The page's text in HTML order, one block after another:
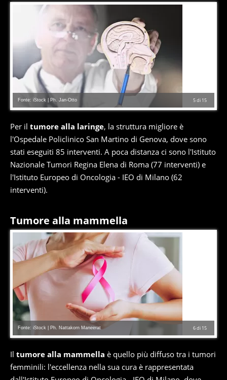
5di 15
Fonte: iStock | Ph. Jan-Otto
Per il tumore alla laringe, la struttura migliore è
l'Ospedale Policlinico San Martino di Genova, dove sono
stati eseguiti 85 interventi. A poca distanza ci sono l'Istituto
Nazionale Tumori Regina Elena di Roma (77 interventi) e
l'Istituto Europeo di Oncologia - IEO di Milano (62
interventi).
Tumore alla mammella
6di 15
Fonte: iStock | Ph. Nattakorn Maneerat
Il tumore alla mammella è quello più diffuso tra i tumori
femminili: l'eccellenza nella sua cura è rappresentata